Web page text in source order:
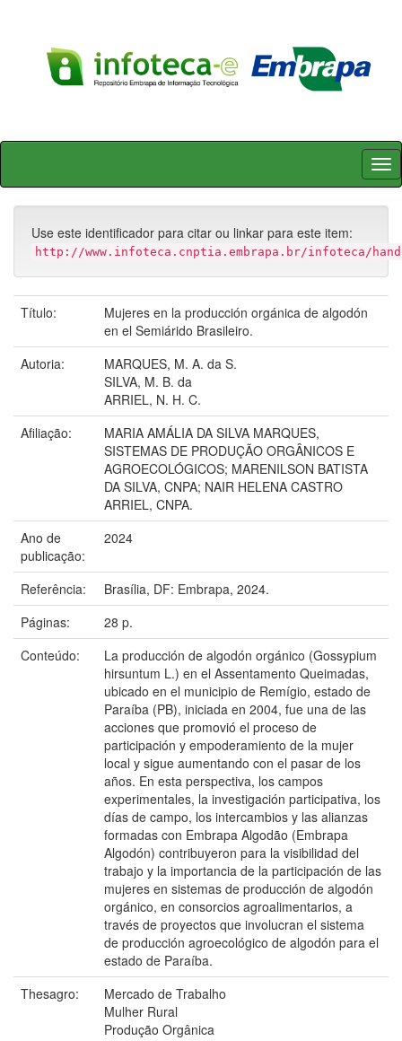
Skip
Use este identificador para citar ou linkar para este item:
http://www.infoteca.cnptia.embrapa.br/infoteca/
Título:
Mujeres en la producción orgánica de algodón
en el Semiárido Brasileiro.
Autoria:
MARQUES, M. A. da S.
SILVA, M. B. da
ARRIEL, N. H. C.
Afiliação:
MARIA AMÁLIA DA SILVA MARQUES,
SISTEMAS DE PRODUÇÃO ORGÂNICOS E
AGROECOLÓGICOS; MARENILSON BATISTA
DA SILVA, CNPA; NAIR HELENA CASTRO
ARRIEL, CNPA.
Ano de
publicação:
2024
Referência:
Brasília, DF: Embrapa, 2024.
Páginas:
28 p.
Conteúdo:
La producción de algodón orgánico (Gossypium
hirsuntum L.) en el Assentamento Queimadas,
ubicado en el municipio de Remígio, estado de
Paraíba (PB), iniciada en 2004, fue una de las
acciones que promovió el proceso de
participación y empoderamiento de la mujer
local y sigue aumentando con el pasar de los
años. En esta perspectiva, los campos
experimentales, la investigación participativa, los
días de campo, los intercambios y las alianzas
formadas con Embrapa Algodão (Embrapa
Algodón) contribuyeron para la visibilidad del
trabajo y la importancia de la participación de las
mujeres en sistemas de producción de algodón
orgánico, en consorcios agroalimentarios, a
través de proyectos que involucran el sistema
de producción agroecológico de algodón para el
estado de Paraíba.
Thesagro:
Mercado de Trabalho
Mulher Rural
Produção Orgânica